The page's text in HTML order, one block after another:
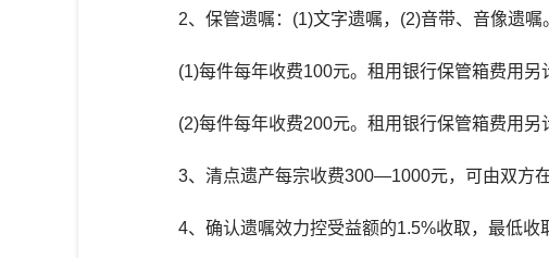
2、保管遗嘱：(1)文字遗嘱，(2)音带、音像遗嘱
(1)每件每年收费100元。租用银行保管箱费用另
(2)每件每年收费200元。租用银行保管箱费用另
3、清点遗产每宗收费300—1000元，可由双方在
4、确认遗嘱效力控受益额的1.5%收取，最低收